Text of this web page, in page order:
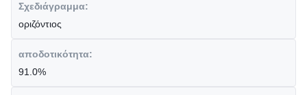
Σχεδιάγραμμα:
οριζόντιος
αποδοτικότητα:
91.0%